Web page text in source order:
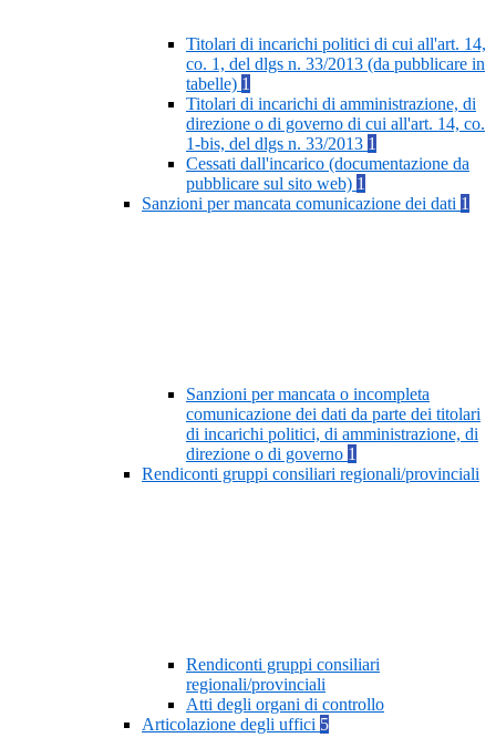
Titolari di incarichi politici di cui all'art. 14,
co. 1, del dlgs n. 33/2013 (da pubblicare in
tabelle) 1
Titolari di incarichi di amministrazione, di
direzione o di governo di cui all'art. 14, co.
1-bis, del dlgs n. 33/2013 1
Cessati dall'incarico (documentazione da
pubblicare sul sito web) 1
Sanzioni per mancata comunicazione dei dati 1
Sanzioni per mancata o incompleta
comunicazione dei dati da parte dei titolari
di incarichi politici, di amministrazione, di
direzione o di governo 1
Rendiconti gruppi consiliari regionali/provinciali
Rendiconti gruppi consiliari
regionali/provinciali
Atti degli organi di controllo
Articolazione degli uffici 5